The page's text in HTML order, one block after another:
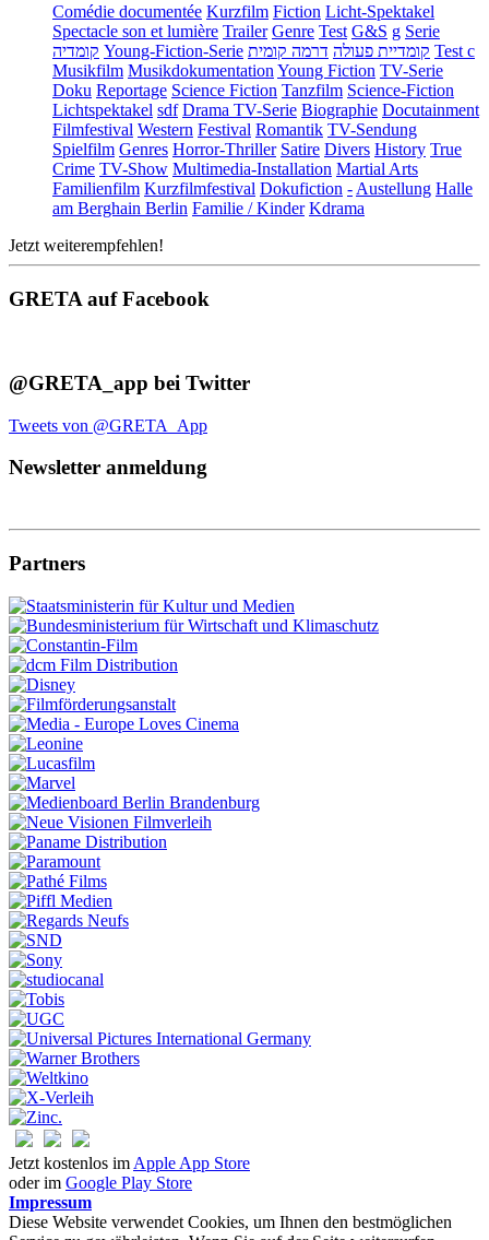
Comédie documentée Kurzfilm Fiction Licht-Spektakel
Spectacle son et lumière Trailer Genre Test G&S g Serie
קומדיה Young-Fiction-Serie קומדיית פעולה דרמה קומית
Test c
Musikfilm Musikdokumentation Young Fiction TV-Serie
Doku Reportage Science Fiction Tanzfilm Science-Fiction
Lichtspektakel sdf Drama TV-Serie Biographie Docutainment
Filmfestival Western Festival Romantik TV-Sendung
Spielfilm Genres Horror-Thriller Satire Divers History True
Crime TV-Show Multimedia-Installation Martial Arts
Familienfilm Kurzfilmfestival Dokufiction - Austellung Halle
am Berghain Berlin Familie / Kinder Kdrama
Jetzt weiterempfehlen!
GRETA auf Facebook
@GRETA_app bei Twitter
Tweets von @GRETA_App
Newsletter anmeldung
Partners
Jetzt kostenlos im Apple App Store
oder im Google Play Store
Impressum
Diese Website verwendet Cookies, um Ihnen den bestmöglichen